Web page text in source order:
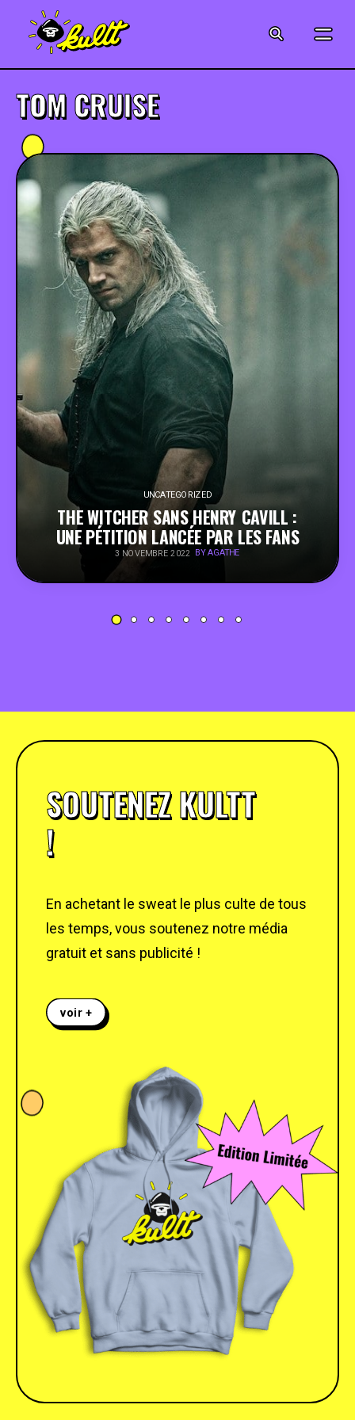
MUSIQUE
CRÉATION
ART
JEUX-VIDÉO
VINTAGE
PEOPLE
FOOD
BONS PLANS
SOUTENEZ KULTT
TOM CRUISE
UNCATEGORIZED
THE WITCHER SANS HENRY CAVILL :
UNE PÉTITION LANCÉE PAR LES FANS
3 NOVEMBRE 2022 BY AGATHE
SOUTENEZ KULTT
!
En achetant le sweat le plus culte de tous
les temps, vous soutenez notre média
gratuit et sans publicité !
voir +